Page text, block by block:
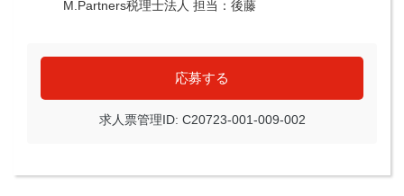
M.Partners税理士法人 担当：後藤
応募する
求人票管理ID: C20723-001-009-002